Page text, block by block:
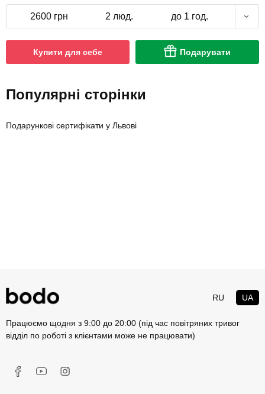
2600 грн 2 люд. до 1 год.
Купити для себе Подарувати
Популярні сторінки
Подарункові сертифікати у Львові
RU UA
Працюємо щодня з 9:00 до 20:00 (під час повітряних тривог
відділ по роботі з клієнтами може не працювати)